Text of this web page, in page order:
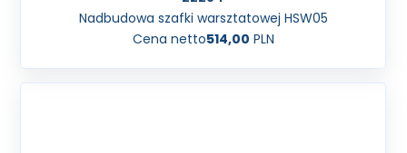
Nadbudowa szafki warsztatowej HSW05
Cena netto514,00 PLN